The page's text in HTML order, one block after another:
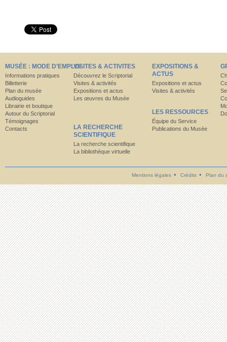
MUSÉE : MODE D’EMPLOI
Informations pratiques
Billetterie
Plan du musée
Audioguides
Librairie et boutique
Autour du Scriptorial
Témoignages
Contacts
VISITES & ACTIVITES
Découvrez le Scriptorial
Visites & activités
Expositions et actus
Les œuvres du Musée
LA RECHERCHE
SCIENTIFIQUE
La recherche scientifique
La bibliothèque virtuelle
EXPOSITIONS &
ACTUS
Expositions et actus
Visites & activités
LES RESSOURCES
Équipe du Service
Publications du Musée
Mentions légales Crédits Plan du